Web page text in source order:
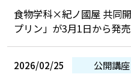
食物学科×紀ノ國屋 共同
プリン」が3月1日から発売
2026/02/25 公開講